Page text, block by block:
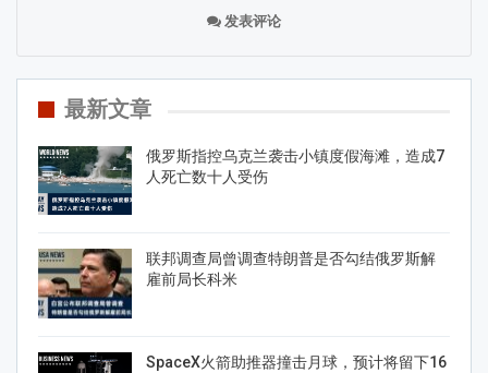
发表评论
最新文章
俄罗斯指控乌克兰袭击小镇度假海滩，造成7
人死亡数十人受伤
联邦调查局曾调查特朗普是否勾结俄罗斯解
雇前局长科米
SpaceX火箭助推器撞击月球，预计将留下16